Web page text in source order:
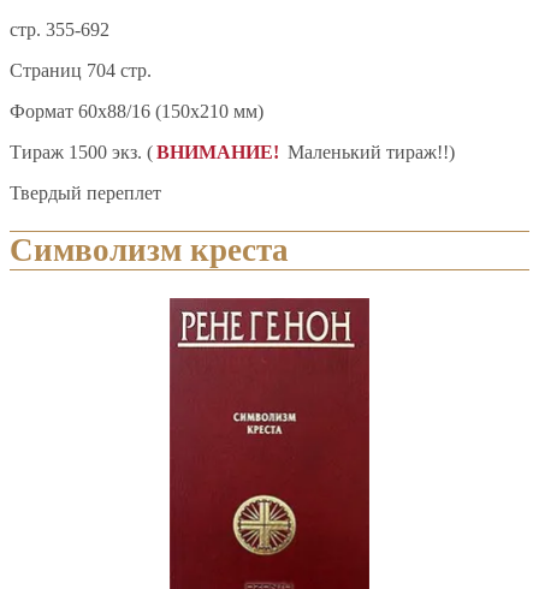
стр. 355-692
Страниц 704 стр.
Формат 60x88/16 (150x210 мм)
Тираж 1500 экз. (ВНИМАНИЕ! Маленький тираж!!)
Твердый переплет
Символизм креста